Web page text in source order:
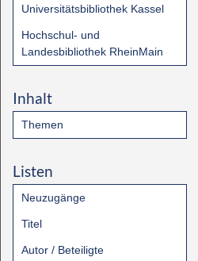
Universitätsbibliothek Kassel
Hochschul- und
Landesbibliothek RheinMain
Inhalt
Themen
Listen
Neuzugänge
Titel
Autor / Beteiligte